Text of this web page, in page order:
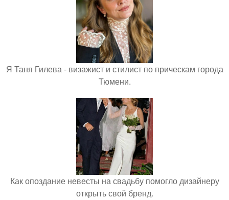
Я Таня Гилева - визажист и стилист по прическам города
Тюмени.
Как опоздание невесты на свадьбу помогло дизайнеру
открыть свой бренд.